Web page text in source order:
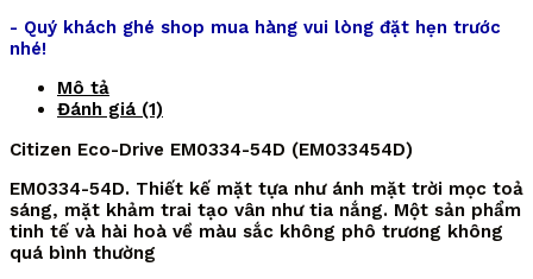
- Quý khách ghé shop mua hàng vui lòng đặt hẹn trước
nhé!
Mô tả
Đánh giá (1)
Citizen Eco-Drive EM0334-54D (EM033454D)
EM0334-54D. Thiết kế mặt tựa như ánh mặt trời mọc toả
sáng, mặt khảm trai tạo vân như tia nắng. Một sản phẩm
tinh tế và hài hoà về màu sắc không phô trương không
quá bình thường